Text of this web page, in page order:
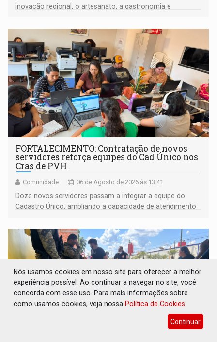
inovação regional, o artesanato, a gastronomia e
FORTALECIMENTO: Contratação de novos
servidores reforça equipes do Cad Único nos
Cras de PVH
Comunidade 06 de Agosto de 2026 às 13:41
Doze novos servidores passam a integrar a equipe do
Cadastro Único, ampliando a capacidade de atendimento
Nós usamos cookies em nosso site para oferecer a melhor
experiência possível. Ao continuar a navegar no site, você
concorda com esse uso. Para mais informações sobre
como usamos cookies, veja nossa Política de Cookies
Continuar